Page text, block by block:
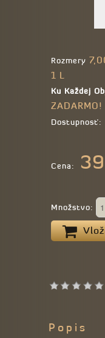
Rozmery
1 L
Ku Každej
ZADARMO!
Dostupnosť:
Cena:
Množstvo:
Popis